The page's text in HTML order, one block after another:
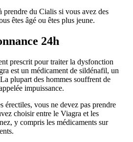
prendre du Cialis si vous avez des
êtes âgé ou êtes plus jeune.
24h
prescrit pour traiter la dysfonction
est un médicament de sildénafil, un
plupart des hommes souffrent de
impuissance.
érectiles, vous ne devez pas prendre
choisir entre le Viagra et les
y compris les médicaments sur